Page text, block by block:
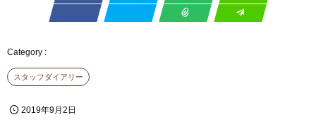
スタッフダイアリー
2019年9月2日